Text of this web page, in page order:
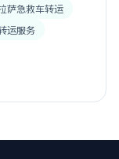
萨急救车转运
运服务